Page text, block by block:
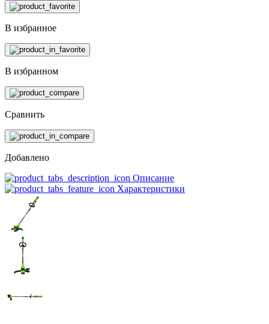
В избранное
В избранном
Сравнить
Добавлено
Описание
Характеристики